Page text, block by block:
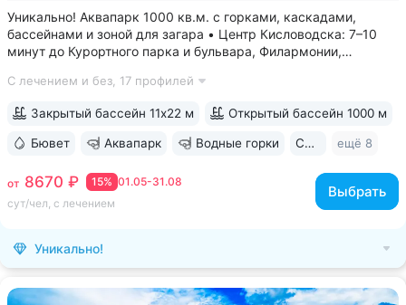
Уникально! Аквапарк 1000 кв.м. с горками, каскадами,
бассейнами и зоной для загара • Центр Кисловодска: 7–10
минут до Курортного парка и бульвара, Филармонии,
курортов: «Ессентуки-4» и «Славяновская» (Железноводск).
С лечением и без, 17 профилей
01.05-31.08
15%
от 8670 ₽
сут/чел, с лечением
Выбрать
Закрытый бассейн 11х22 м Открытый бассейн 1000 м
Бювет Аквапарк Водные горки Свой парк ещё 8
Уникально!